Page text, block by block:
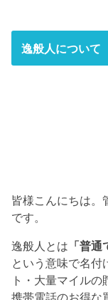
逸般人について
皆様こんにちは。
です。
逸般人とは 「普
という意味で名付
ト・大量マイルの